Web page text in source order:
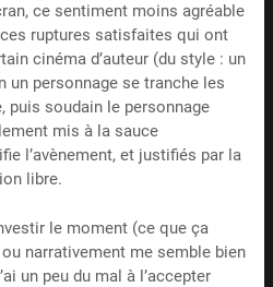
ce sentiment moins agréable
ruptures satisfaites qui ont
cinéma d’auteur (du style : un
un personnage se tranche les
puis soudain le personnage
mis à la sauce
l’avènement, et justifiés par la
libre.
le moment (ce que ça
narrativement me semble bien
un peu du mal à l’accepter